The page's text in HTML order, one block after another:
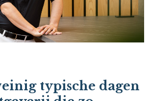
typische dagen